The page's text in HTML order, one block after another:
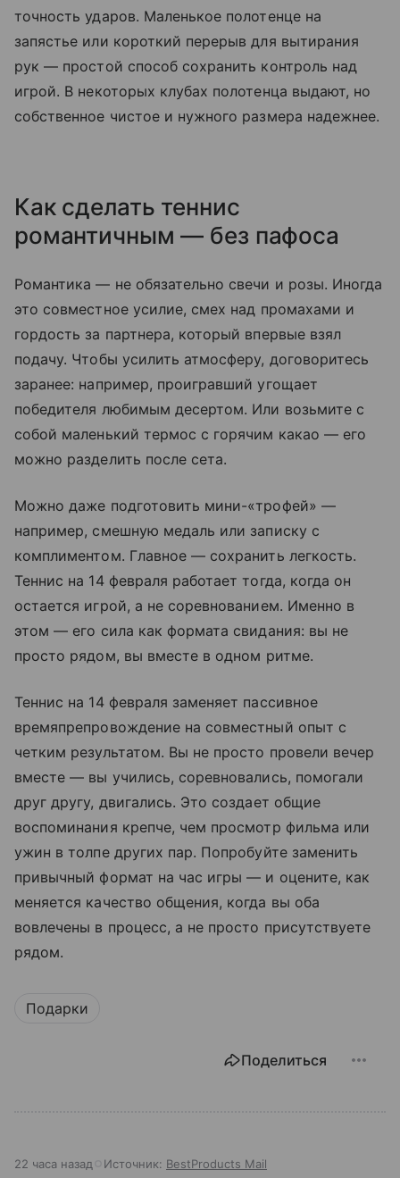
точность ударов. Маленькое полотенце на
запястье или короткий перерыв для вытирания
рук — простой способ сохранить контроль над
игрой. В некоторых клубах полотенца выдают, но
собственное чистое и нужного размера надежнее.
Как сделать теннис
романтичным — без пафоса
Романтика — не обязательно свечи и розы. Иногда
это совместное усилие, смех над промахами и
гордость за партнера, который впервые взял
подачу. Чтобы усилить атмосферу, договоритесь
заранее: например, проигравший угощает
победителя любимым десертом. Или возьмите с
собой маленький термос с горячим какао — его
можно разделить после сета.
Можно даже подготовить мини-«трофей» —
например, смешную медаль или записку с
комплиментом. Главное — сохранить легкость.
Теннис на 14 февраля работает тогда, когда он
остается игрой, а не соревнованием. Именно в
этом — его сила как формата свидания: вы не
просто рядом, вы вместе в одном ритме.
Теннис на 14 февраля заменяет пассивное
времяпрепровождение на совместный опыт с
четким результатом. Вы не просто провели вечер
вместе — вы учились, соревновались, помогали
друг другу, двигались. Это создает общие
воспоминания крепче, чем просмотр фильма или
ужин в толпе других пар. Попробуйте заменить
привычный формат на час игры — и оцените, как
меняется качество общения, когда вы оба
вовлечены в процесс, а не просто присутствуете
рядом.
Подарки
Поделиться
22 часа назад Источник: BestProducts Mail